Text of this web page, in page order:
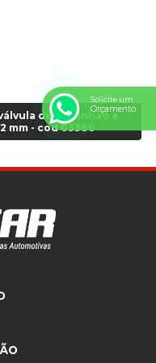
- Cod 00166
Aro 24,5 - Cod 02935
01768
01771
de caminhão e
mm - cod 03380
Solicite um
Orçamento